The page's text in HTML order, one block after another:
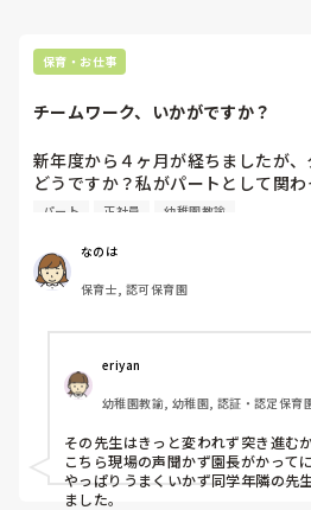
保育・お仕事
チームワーク、いかがですか？
新年度から４ヶ月が経ちましたが
どうですか？私がパートとして関
社員の連携が取れておらずギクシ
という形です。もう少しチーム保育
て楽なんじゃないかなぁと思います。
パート 正社員 幼稚園教諭
なのは
保育士, 認可保育園
eriyan
幼稚園教諭, 幼稚園, 認証・認定保育
その先生はきっと変われず突き進む
こちら現場の声聞かず園長がかって
やっぱりうまくいかず同学年隣の先
ました。